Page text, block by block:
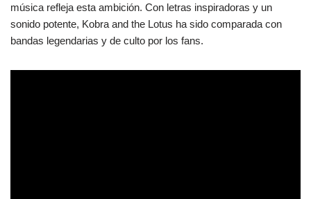
música refleja esta ambición. Con letras inspiradoras y un
sonido potente, Kobra and the Lotus ha sido comparada con
bandas legendarias y de culto por los fans.